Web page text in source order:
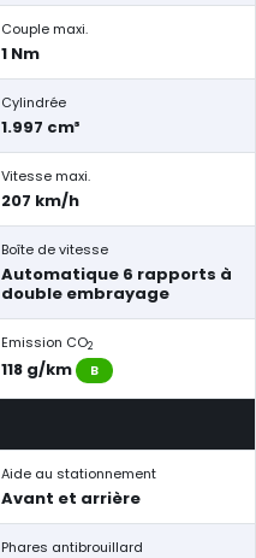
Couple maxi.
1 Nm
Cylindrée
1.997 cm³
Vitesse maxi.
207 km/h
Boîte de vitesse
Automatique 6 rapports à
double embrayage
Emission CO2
118 g/km B
Aide au stationnement
Avant et arrière
Phares antibrouillard